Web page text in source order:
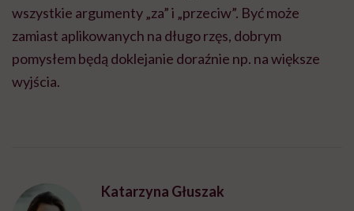
wszystkie argumenty „za” i „przeciw”. Być może
zamiast aplikowanych na długo rzęs, dobrym
pomysłem będą doklejanie doraźnie np. na większe
wyjścia.
Katarzyna Głuszak